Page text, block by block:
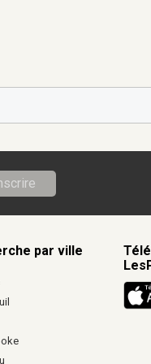
par ville